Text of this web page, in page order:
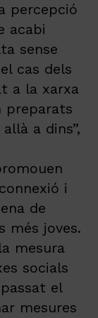
percepció
acabi
sense
cas dels
a la xarxa
preparats
a dins”,
i
de
més joves.
mesura
socials
el
mesures